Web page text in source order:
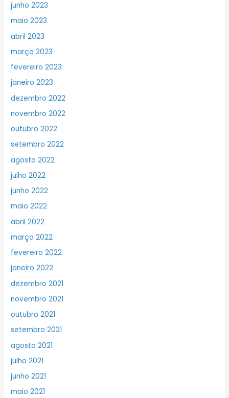
junho 2023
maio 2023
abril 2023
março 2023
fevereiro 2023
janeiro 2023
dezembro 2022
novembro 2022
outubro 2022
setembro 2022
agosto 2022
julho 2022
junho 2022
maio 2022
abril 2022
março 2022
fevereiro 2022
janeiro 2022
dezembro 2021
novembro 2021
outubro 2021
setembro 2021
agosto 2021
julho 2021
junho 2021
maio 2021